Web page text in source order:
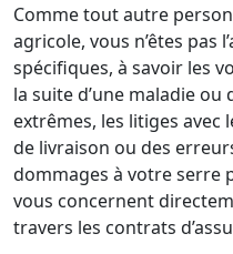
Comme tout autre
agricole, vous n’êtes pas
spécifiques, à savoir les
la suite d’une maladie
extrêmes, les litiges avec
de livraison ou des
dommages à votre serre
vous concernent
travers les contrats